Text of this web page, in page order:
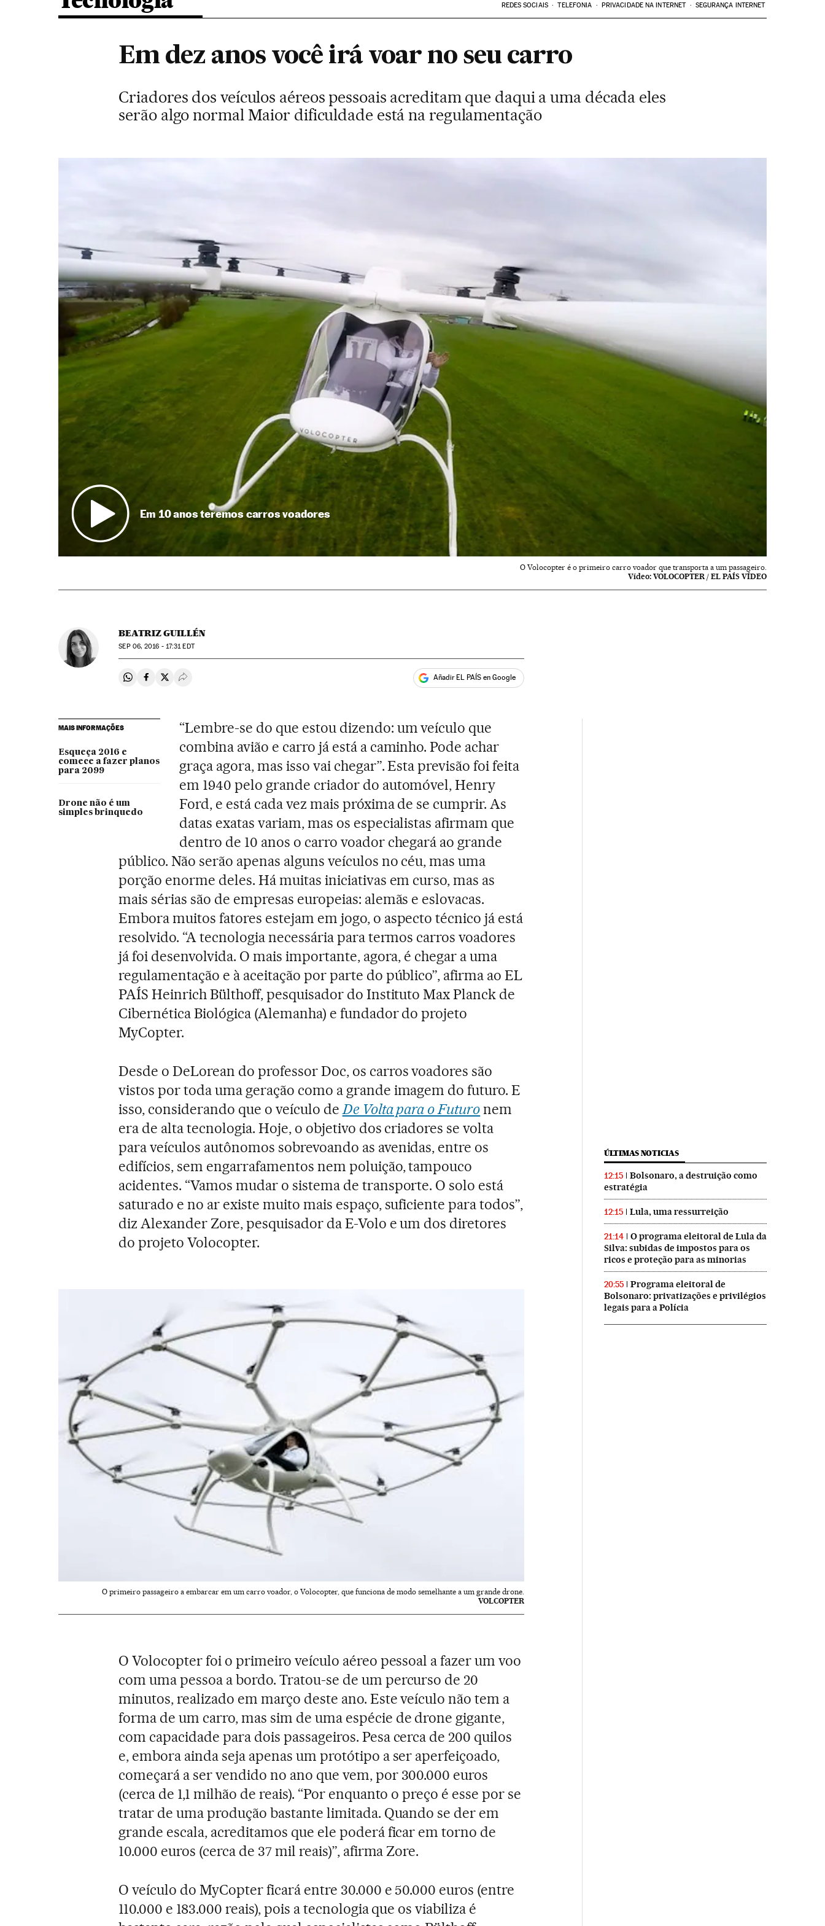
REDES SOCIAIS TELEFONIA PRIVACIDADE NA INTERNET SEGURANÇA INTERNET
Em dez anos você irá voar no seu carro
Criadores dos veículos aéreos pessoais acreditam que daqui a uma década eles
serão algo normal Maior dificuldade está na regulamentação
Em 10 anos teremos carros voadores
O Volocopter é o primeiro carro voador que transporta a um passageiro.
Vídeo: VOLOCOPTER / EL PAÍS VÍDEO
BEATRIZ GUILLÉN
SEP06, 2016 - 17:31EDT
Compartir en Whatsapp
Compartir en Facebook
Compartir en Twitter
Desplegar Redes Sociales Añadir EL PAÍS en Google
MAIS INFORMAÇÕES
Esqueça 2016 e
comece a fazer planos
para 2099
Drone não é um
simples brinquedo
“Lembre-se do que estou dizendo: um veículo que
combina avião e carro já está a caminho. Pode achar
graça agora, mas isso vai chegar”. Esta previsão foi feita
em 1940 pelo grande criador do automóvel, Henry
Ford, e está cada vez mais próxima de se cumprir. As
datas exatas variam, mas os especialistas afirmam que
dentro de 10 anos o carro voador chegará ao grande
público. Não serão apenas alguns veículos no céu, mas uma
porção enorme deles. Há muitas iniciativas em curso, mas as
mais sérias são de empresas europeias: alemãs e eslovacas.
Embora muitos fatores estejam em jogo, o aspecto técnico já está
resolvido. “A tecnologia necessária para termos carros voadores
já foi desenvolvida. O mais importante, agora, é chegar a uma
regulamentação e à aceitação por parte do público”, afirma ao EL
PAÍS Heinrich Bülthoff, pesquisador do Instituto Max Planck de
Cibernética Biológica (Alemanha) e fundador do projeto
MyCopter.
Desde o DeLorean do professor Doc, os carros voadores são
vistos por toda uma geração como a grande imagem do futuro. E
isso, considerando que o veículo deDe Volta para o Futuronem
era de alta tecnologia. Hoje, o objetivo dos criadores se volta
para veículos autônomos sobrevoando as avenidas, entre os
edifícios, sem engarrafamentos nem poluição, tampouco
acidentes. “Vamos mudar o sistema de transporte. O solo está
saturado e no ar existe muito mais espaço, suficiente para todos”,
diz Alexander Zore, pesquisador da E-Volo e um dos diretores
do projeto Volocopter.
O primeiro passageiro a embarcar em um carro voador, o Volocopter, que funciona de modo semelhante a um grande drone.
VOLCOPTER
O Volocopter foi o primeiro veículo aéreo pessoal a fazer um voo
com uma pessoa a bordo. Tratou-se de um percurso de 20
minutos, realizado em março deste ano. Este veículo não tem a
forma de um carro, mas sim de uma espécie de drone gigante,
com capacidade para dois passageiros. Pesa cerca de 200 quilos
e, embora ainda seja apenas um protótipo a ser aperfeiçoado,
começará a ser vendido no ano que vem, por 300.000 euros
(cerca de 1,1 milhão de reais). “Por enquanto o preço é esse por se
tratar de uma produção bastante limitada. Quando se der em
grande escala, acreditamos que ele poderá ficar em torno de
10.000 euros (cerca de 37 mil reais)”, afirma Zore.
O veículo do MyCopter ficará entre 30.000 e 50.000 euros (entre
110.000 e 183.000 reais), pois a tecnologia que os viabiliza é
ÚLTIMAS NOTICIAS
12:15
Bolsonaro, a destruição como
estratégia
12:15 Lula, uma ressurreição
21:14
O programa eleitoral de Lula da
Silva: subidas de impostos para os
ricos e proteção para as minorias
20:55
Programa eleitoral de
Bolsonaro: privatizações e privilégios
legais para a Polícia